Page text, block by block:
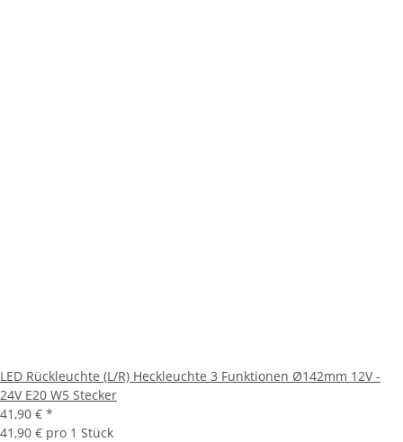
LED Rückleuchte (L/R) Heckleuchte 3 Funktionen Ø142mm 12V -
24V E20 W5 Stecker
41,90 € *
41,90 € pro 1 Stück